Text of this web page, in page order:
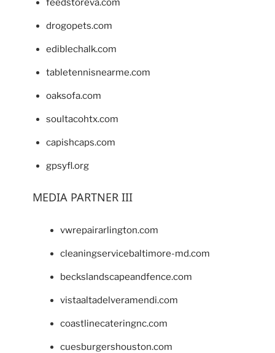
feedstoreva.com
drogopets.com
ediblechalk.com
tabletennisnearme.com
oaksofa.com
soultacohtx.com
capishcaps.com
gpsyfl.org
MEDIA PARTNER III
vwrepairarlington.com
cleaningservicebaltimore-md.com
beckslandscapeandfence.com
vistaaltadelveramendi.com
coastlinecateringnc.com
cuesburgershouston.com